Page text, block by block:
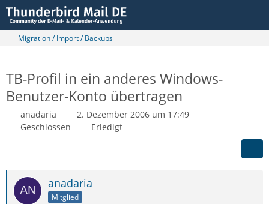
Migration / Import / Backups
TB-Profil in ein anderes Windows-
Benutzer-Konto übertragen
anadaria
2. Dezember 2006 um 17:49
Geschlossen
Erledigt
anadaria
Mitglied